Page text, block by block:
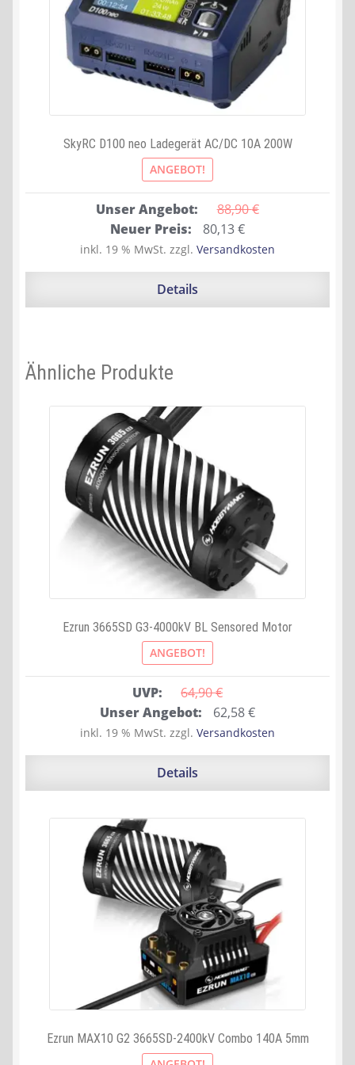
SkyRC D100 neo Ladegerät AC/DC 10A 200W
ANGEBOT!
Unser Angebot: 88,90 €
Ursprünglicher
Preis
war:
Neuer Preis: 80,13€Aktueller
Preis
ist:
inkl. 19 % MwSt. zzgl. Versandkosten
Details
Ähnliche Produkte
Ezrun 3665SD G3-4000kV BL Sensored Motor
ANGEBOT!
UVP: 64,90 €
Ursprünglicher
Preis
war:
Unser Angebot: 62,58€Aktueller
Preis
ist:
inkl. 19 % MwSt. zzgl. Versandkosten
Details
Ezrun MAX10 G2 3665SD-2400kV Combo 140A 5mm